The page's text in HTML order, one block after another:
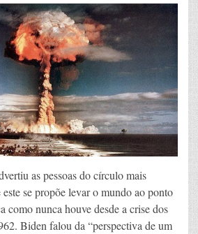
as pessoas do círculo mais
se propõe levar o mundo ao ponto
como nunca houve desde a crise dos
Biden falou da “perspectiva de um